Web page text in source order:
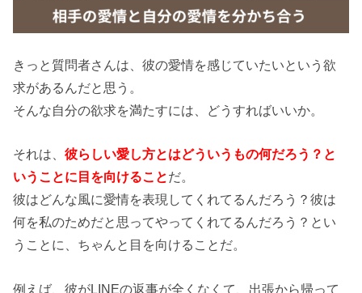
きっと質問者さんは、彼の愛情を感じていたいという欲
求があるんだと思う。
そんな自分の欲求を満たすには、どうすればいいか。
それは、彼らしい愛し方とはどういうもの何だろう？と
いうことに目を向けることだ。
彼はどんな風に愛情を表現してくれてるんだろう？彼は
何を私のためだと思ってやってくれてるんだろう？とい
うことに、ちゃんと目を向けることだ。
例えば、彼がLINEの返事が全くなくて、出張から帰って